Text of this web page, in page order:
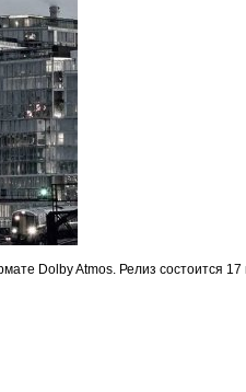
Dolby Atmos. Релиз состоится 17